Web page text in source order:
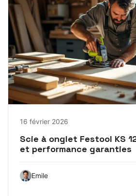
16 février 2026
Scie à onglet Festool KS
et performance garanties
Emile